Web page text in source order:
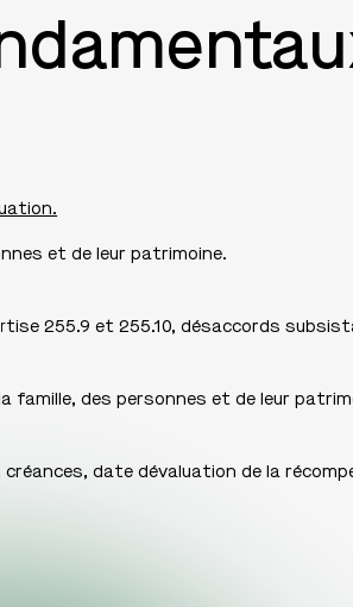
et de leur patrimoine.
255.9 et 255.10, désaccords
famille, des personnes et de leur
date dévaluation de la